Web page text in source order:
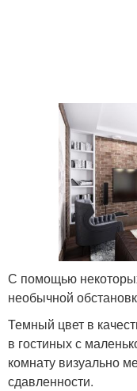
С помощью
необычной
Темный цвет в
в гостиных с
комнату визуально
сдавленности.